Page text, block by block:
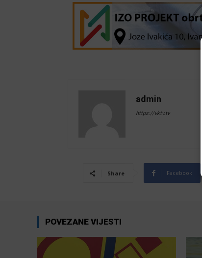
admin
https://vktv.tv
Share Facebook
POVEZANE VIJESTI